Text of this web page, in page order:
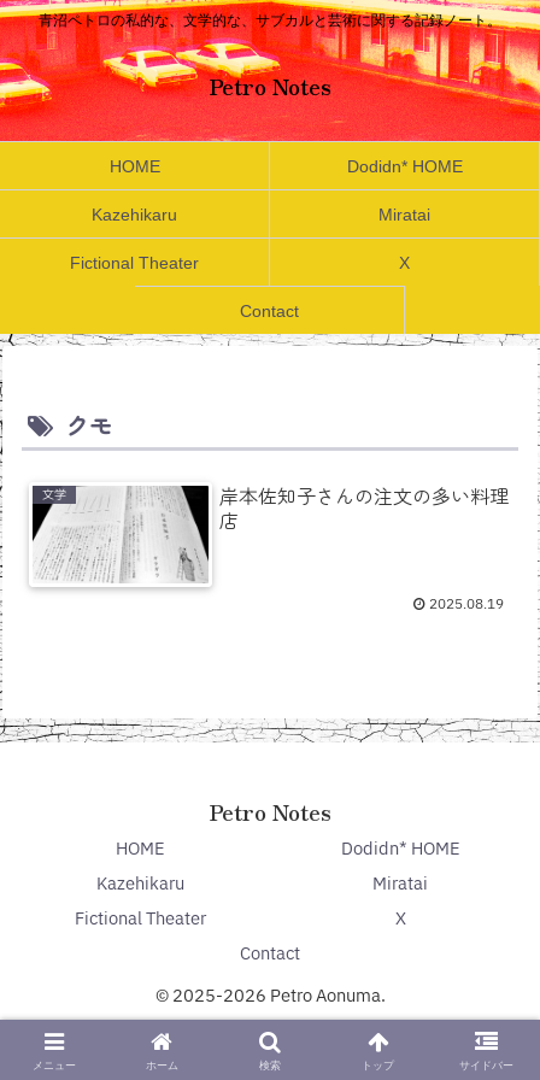
青沼ペトロの私的な、文学的な、サブカルと芸術に関する記録ノート。
Petro Notes
HOME Dodidn* HOME
Kazehikaru Miratai
Fictional Theater X
Contact
クモ
文学
岸本佐知子さんの注文の多い料理
店
2025.08.19
Petro Notes
HOME
Dodidn* HOME
Kazehikaru
Miratai
Fictional Theater
X
Contact
© 2025-2026 Petro Aonuma.
メニュー ホーム 検索 トップ サイドバー